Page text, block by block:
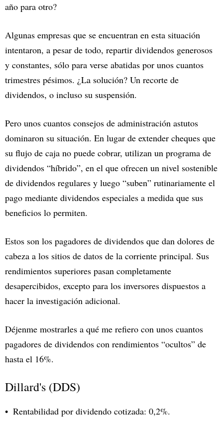
año para otro?
Algunas empresas que se encuentran en esta situación
intentaron, a pesar de todo, repartir dividendos generosos
y constantes, sólo para verse abatidas por unos cuantos
trimestres pésimos. ¿La solución? Un recorte de
dividendos, o incluso su suspensión.
Pero unos cuantos consejos de administración astutos
dominaron su situación. En lugar de extender cheques que
su flujo de caja no puede cobrar, utilizan un programa de
dividendos “híbrido”, en el que ofrecen un nivel sostenible
de dividendos regulares y luego “suben” rutinariamente el
pago mediante dividendos especiales a medida que sus
beneficios lo permiten.
Estos son los pagadores de dividendos que dan dolores de
cabeza a los sitios de datos de la corriente principal. Sus
rendimientos superiores pasan completamente
desapercibidos, excepto para los inversores dispuestos a
hacer la investigación adicional.
Déjenme mostrarles a qué me refiero con unos cuantos
pagadores de dividendos con rendimientos “ocultos” de
hasta el 16%.
Dillard's (DDS)
Rentabilidad por dividendo cotizada: 0,2%.